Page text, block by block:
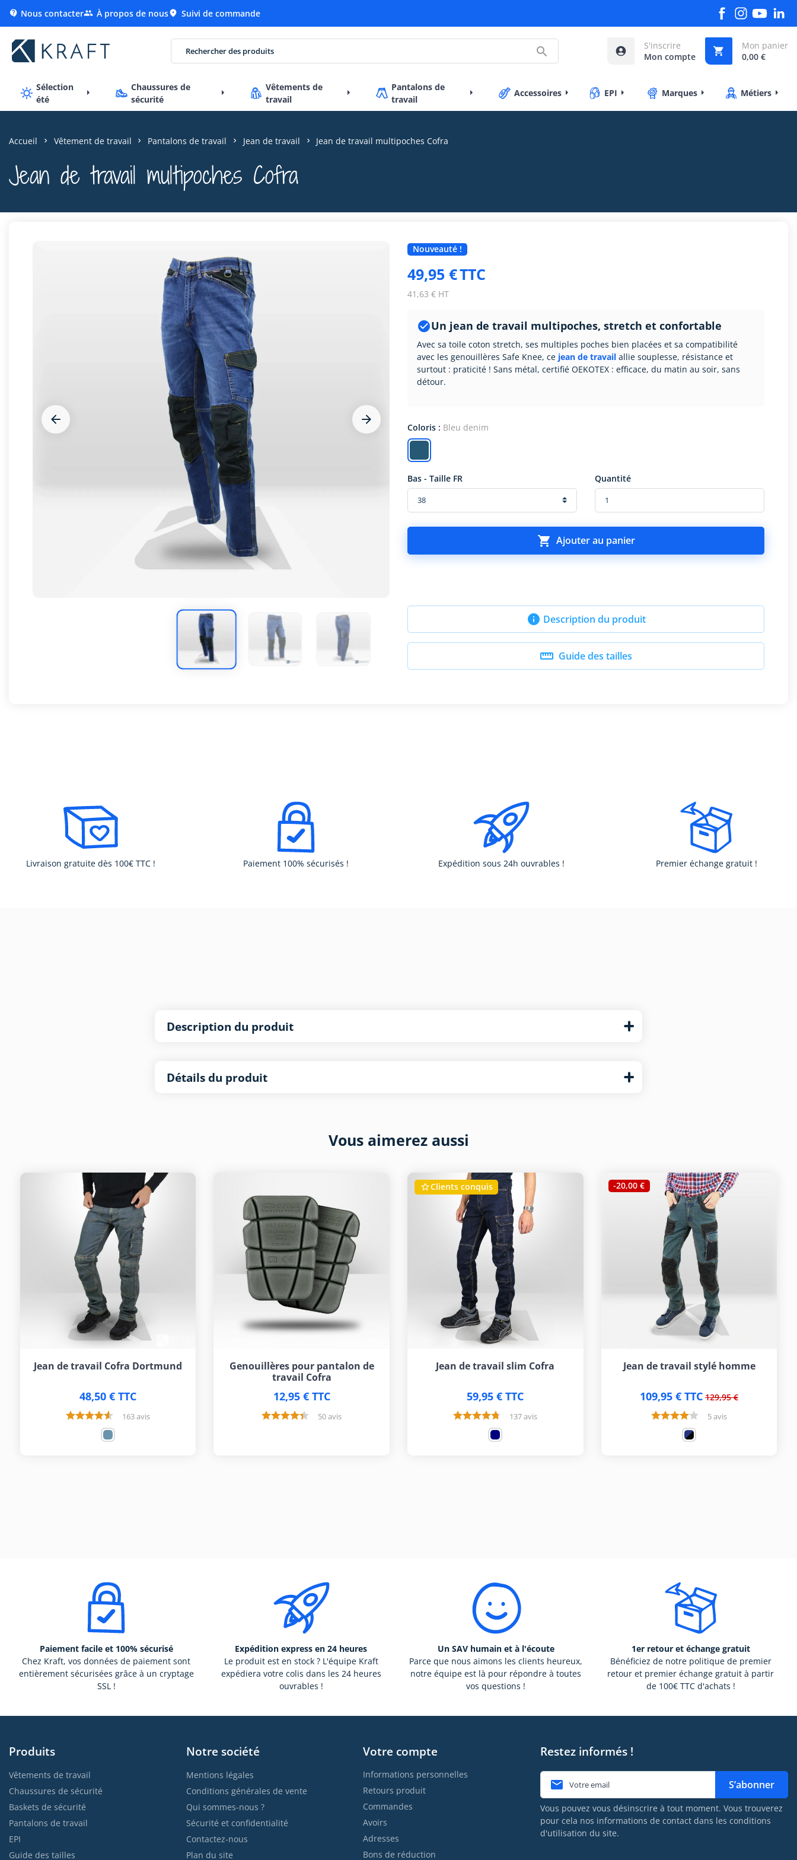
 Nous contacter À propos de nous Suivi de commande
 
S'inscrire
Mon compte

Mon panier
0,00 €
Sélection
été
Chaussures de
sécurité
Vêtements de
travail
Pantalons de
travail
Accessoires EPI Marques Métiers
Accueil Vêtement de travail Pantalons de travail Jean de travail Jean de travail multipoches Cofra
Jean de travail multipoches Cofra
 
 
 
 
 
 
 
 
Nouveauté !
49,95 €TTC
41,63 € HT
Un jean de travail multipoches, stretch et confortable
Avec sa toile coton stretch, ses multiples poches bien placées et sa compatibilité
avec les genouillères Safe Knee, ce jean de travail allie souplesse, résistance et
surtout : praticité ! Sans métal, certifié OEKOTEX : efficace, du matin au soir, sans
détour.
Coloris : Bleu denim
Bas - Taille FR Quantité
 Ajouter au panier
 Description du produit
 Guide des tailles
Livraison gratuite dès 100€ TTC ! Paiement 100% sécurisés ! Expédition sous 24h ouvrables ! Premier échange gratuit !
Description du produit
Détails du produit
Vous aimerez aussi
Jean de travail Cofra Dortmund
48,50 € TTC
163 avis
Genouillères pour pantalon de
travail Cofra
12,95 € TTC
50 avis
Clients conquis
Jean de travail slim Cofra
59,95 € TTC
137 avis
-20,00 €
Jean de travail stylé homme
109,95 € TTC 129,95 €
5 avis
Paiement facile et 100% sécurisé
Chez Kraft, vos données de paiement sont
entièrement sécurisées grâce à un cryptage
SSL !
Expédition express en 24 heures
Le produit est en stock ? L'équipe Kraft
expédiera votre colis dans les 24 heures
ouvrables !
Un SAV humain et à l'écoute
Parce que nous aimons les clients heureux,
notre équipe est là pour répondre à toutes
vos questions !
1er retour et échange gratuit
Bénéficiez de notre politique de premier
retour et premier échange gratuit à partir
de 100€ TTC d'achats !
Produits
Vêtements de travail
Chaussures de sécurité
Baskets de sécurité
Pantalons de travail
EPI
Guide des tailles
Notre société
Mentions légales
Conditions générales de vente
Qui sommes-nous ?
Sécurité et confidentialité
Contactez-nous
Plan du site
Votre compte
Informations personnelles
Retours produit
Commandes
Avoirs
Adresses
Bons de réduction
Restez informés !
 S’abonner
Vous pouvez vous désinscrire à tout moment. Vous trouverez
pour cela nos informations de contact dans les conditions
d'utilisation du site.